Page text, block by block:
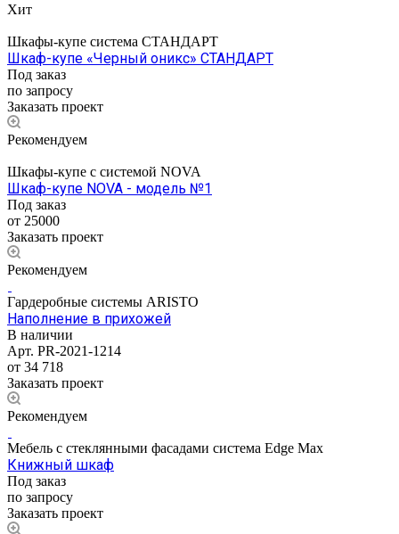
Хит
Шкафы-купе система СТАНДАРТ
Шкаф-купе «Черный оникс» СТАНДАРТ
Под заказ
по запросу
Заказать проект
Рекомендуем
Шкафы-купе с системой NOVA
Шкаф-купе NOVA - модель №1
Под заказ
от 25000
Заказать проект
Рекомендуем
Гардеробные системы ARISTO
Наполнение в прихожей
В наличии
Арт. PR-2021-1214
от 34 718
Заказать проект
Рекомендуем
Мебель с стеклянными фасадами система Edge Max
Книжный шкаф
Под заказ
по запросу
Заказать проект